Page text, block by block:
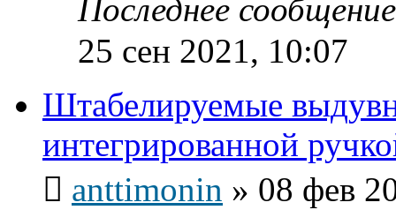
Последнее
25 сен 2021, 10:07
Штабелируемые
интегрированной
anttimonin » 08 фев